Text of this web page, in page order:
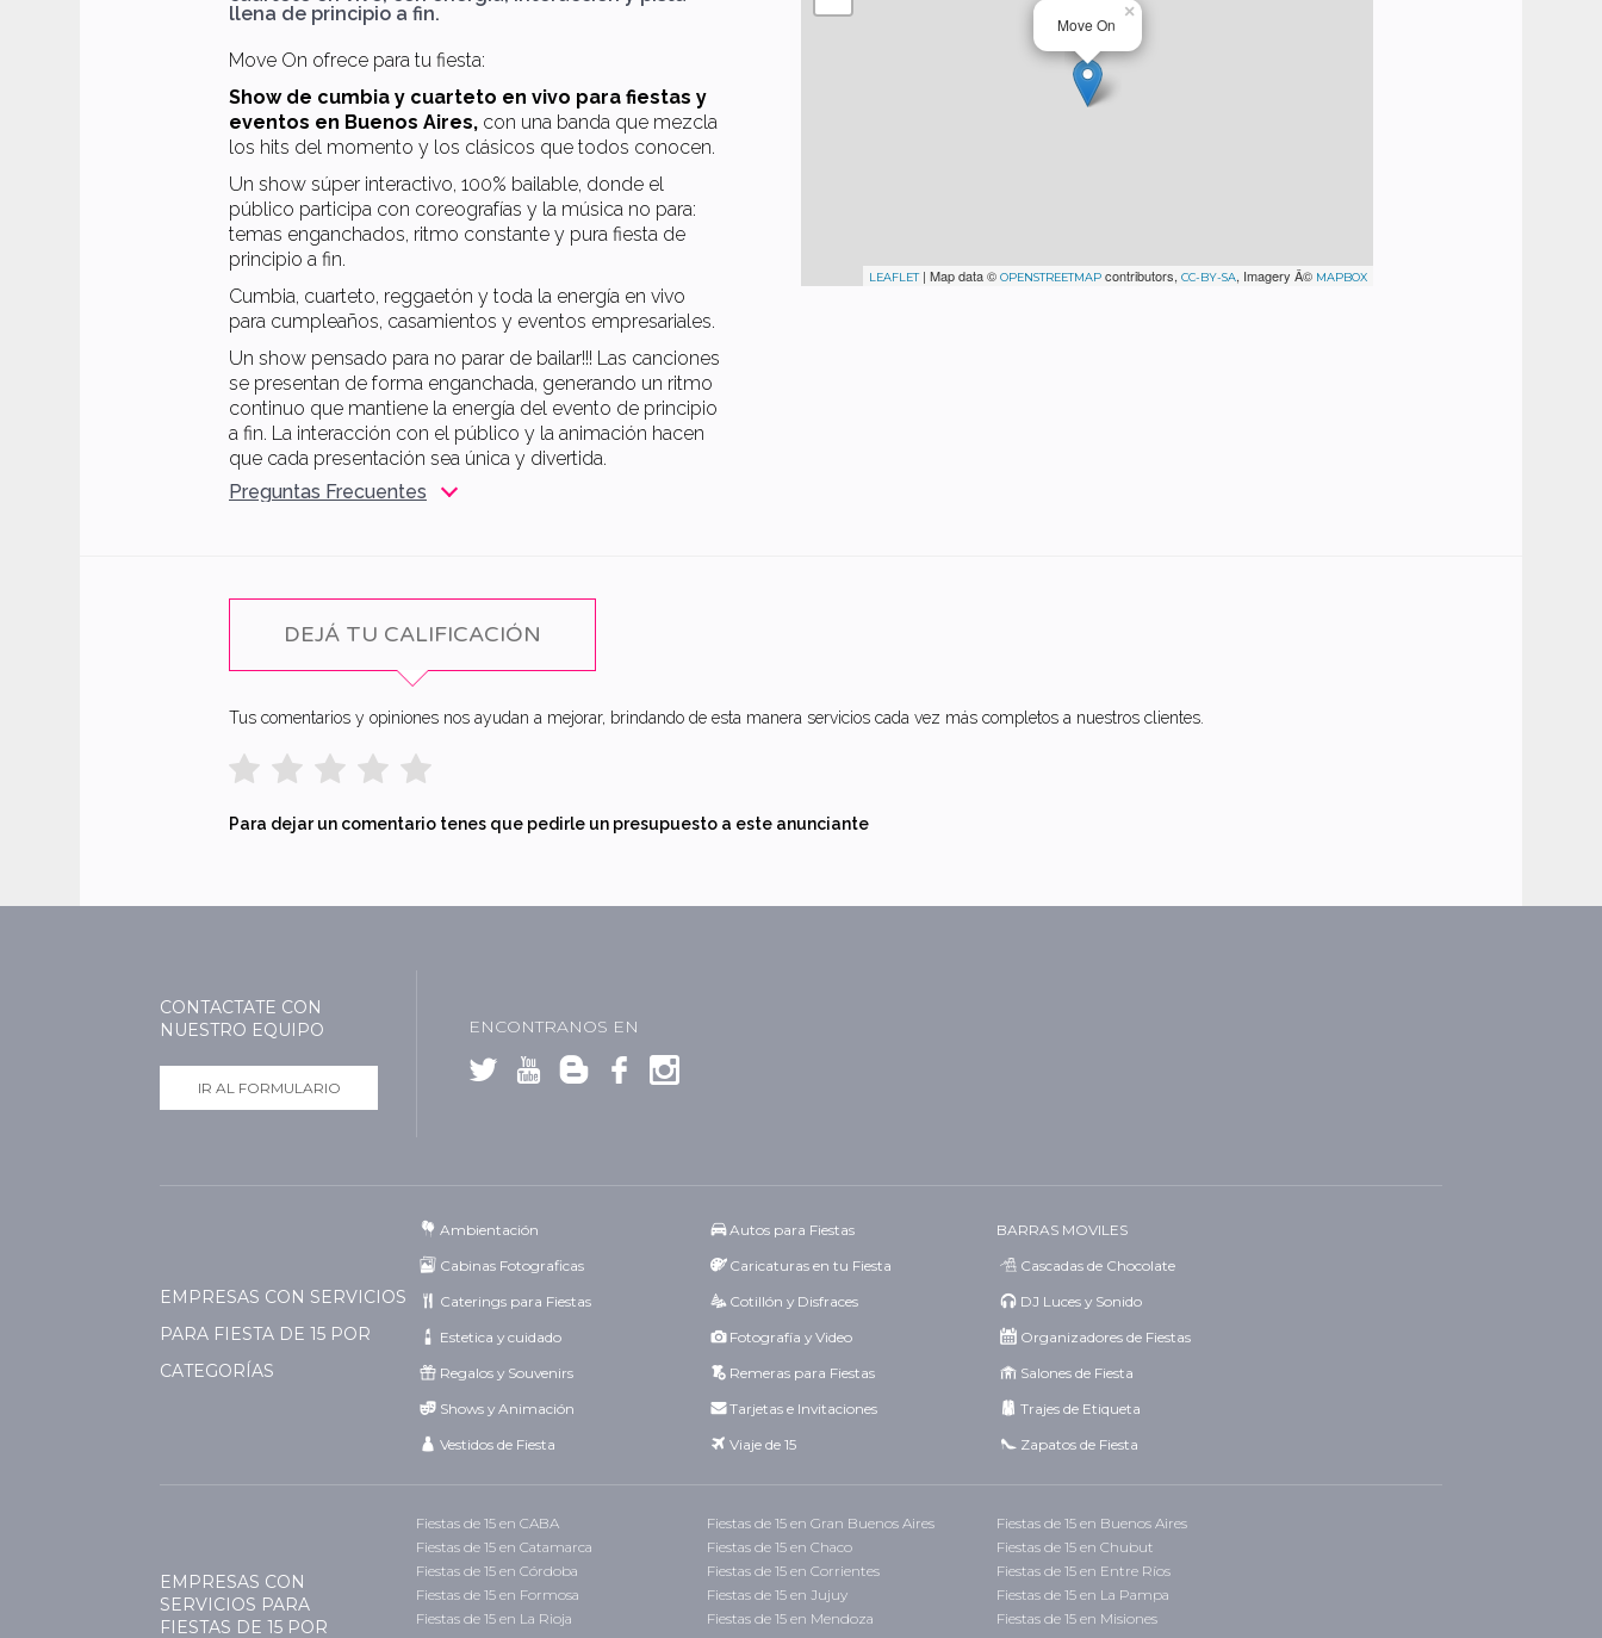
llena de principio a fin.
Move On ofrece para tu fiesta:
Show de cumbia y cuarteto en vivo para fiestas y
eventos en Buenos Aires, con una banda que mezcla
los hits del momento y los clásicos que todos conocen.
Un show súper interactivo, 100% bailable, donde el
público participa con coreografías y la música no para:
temas enganchados, ritmo constante y pura fiesta de
principio a fin.
Cumbia, cuarteto, reggaetón y toda la energía en vivo
para cumpleaños, casamientos y eventos empresariales.
Un show pensado para no parar de bailar!!! Las canciones
se presentan de forma enganchada, generando un ritmo
continuo que mantiene la energía del evento de principio
a fin. La interacción con el público y la animación hacen
que cada presentación sea única y divertida.
Preguntas Frecuentes
Move On
×
LEAFLET| Map data © OPENSTREETMAP contributors, CC-BY-SA, Imagery Â© MAPBOX
DEJÁ TU CALIFICACIÓN
Tus comentarios y opiniones nos ayudan a mejorar, brindando de esta manera servicios cada vez más completos a nuestros clientes.
Para dejar un comentario tenes que pedirle un presupuesto a este anunciante
CONTACTATE CON
NUESTRO EQUIPO
IR AL FORMULARIO
ENCONTRANOS EN
EMPRESAS CON SERVICIOS
PARA FIESTA DE 15 POR
CATEGORÍAS
Ambientación Autos para Fiestas
BARRAS MOVILES
Cabinas Fotograficas
Caricaturas en tu Fiesta
Cascadas de Chocolate
Caterings para Fiestas
Cotillón y Disfraces
DJ Luces y Sonido
Estetica y cuidado
Fotografía y Video
Organizadores de Fiestas
Regalos y Souvenirs
Remeras para Fiestas
Salones de Fiesta
Shows y Animación
Tarjetas e Invitaciones
Trajes de Etiqueta
Vestidos de Fiesta
Viaje de 15 Zapatos de Fiesta
EMPRESAS CON
SERVICIOS PARA
FIESTAS DE 15 POR
Fiestas de 15 en CABA Fiestas de 15 en Gran Buenos Aires
Fiestas de 15 en Buenos Aires
Fiestas de 15 en Catamarca
Fiestas de 15 en Chaco
Fiestas de 15 en Chubut
Fiestas de 15 en Córdoba
Fiestas de 15 en Corrientes
Fiestas de 15 en Entre Ríos
Fiestas de 15 en Formosa
Fiestas de 15 en Jujuy
Fiestas de 15 en La Pampa
Fiestas de 15 en La Rioja
Fiestas de 15 en Mendoza
Fiestas de 15 en Misiones